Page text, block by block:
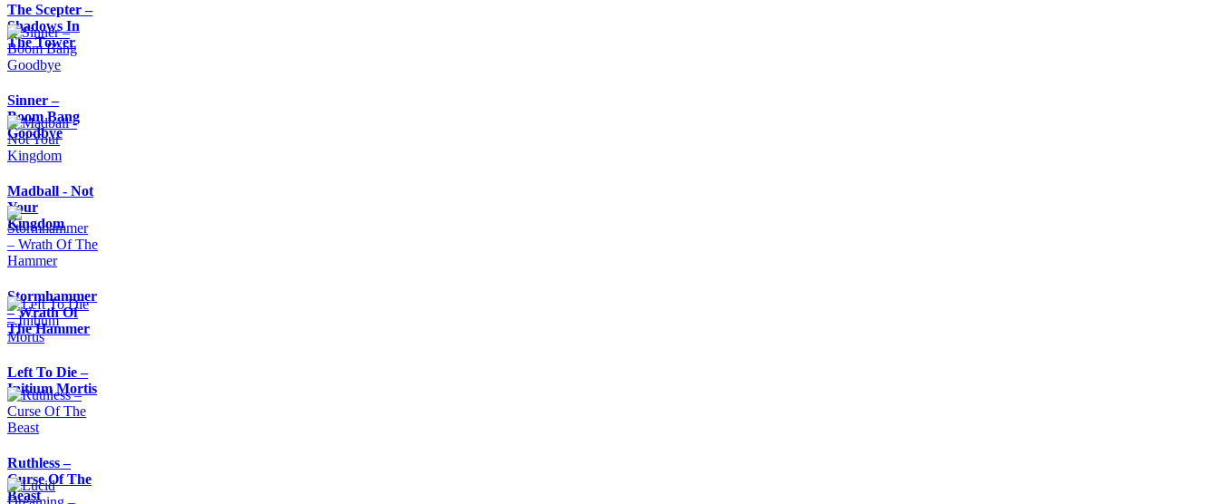
The Scepter –
Shadows In
The Tower
Sinner –
Boom Bang
Goodbye
Madball - Not
Your
Kingdom
Stormhammer
– Wrath Of
The Hammer
Left To Die –
Initium Mortis
Ruthless –
Curse Of The
Beast